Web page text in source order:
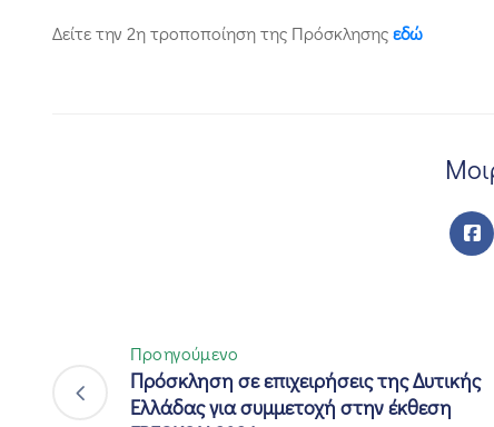
Δείτε την 2η τροποποίηση της Πρόσκλησηςεδώ
Προηγούμενο
Πρόσκληση σε επιχειρήσεις της Δυτικής
Ελλάδας για συμμετοχή στην έκθεση